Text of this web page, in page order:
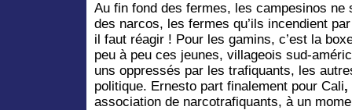
Au fin fond des fermes, les campesinos ne
des narcos, les fermes qu’ils incendient
il faut réagir ! Pour les gamins, c’est la
peu à peu ces jeunes, villageois sud-
uns oppressés par les trafiquants, les
politique. Ernesto part finalement pour Cali,
association de narcotrafiquants, à un